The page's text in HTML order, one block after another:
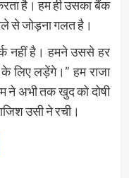
है। हम ही उसका बैंक
से जोड़ना गलत है।
नहीं है। हमने उससे हर
लिए लड़ेंगे।” हम राजा
ने अभी तक खुद को दोषी
उसी ने रची।